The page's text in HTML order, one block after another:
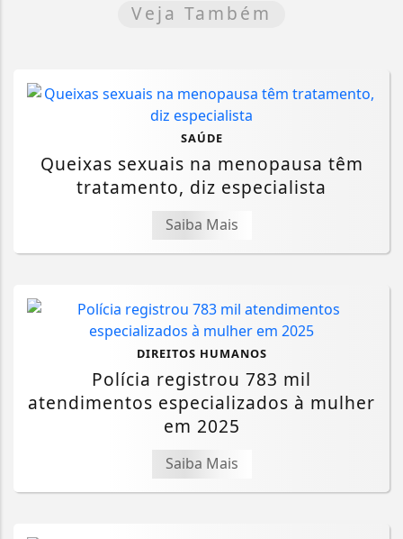
Veja Também
SAÚDE
Queixas sexuais na menopausa têm
tratamento, diz especialista
Saiba Mais
DIREITOS HUMANOS
Polícia registrou 783 mil
atendimentos especializados à mulher
em 2025
Saiba Mais